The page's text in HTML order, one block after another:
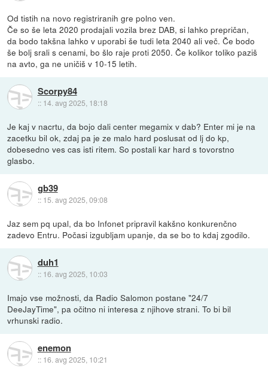
Od tistih na novo registriranih gre polno ven.
Če so še leta 2020 prodajali vozila brez DAB, si lahko prepričan,
da bodo takšna lahko v uporabi še tudi leta 2040 ali več. Če bodo
še bolj srali s cenami, bo šlo raje proti 2050. Če kolikor toliko paziš
na avto, ga ne uničiš v 10-15 letih.
Scorpy84
:: 14. avg 2025, 18:18
Je kaj v nacrtu, da bojo dali center megamix v dab? Enter mi je na
zacetku bil ok, zdaj pa je ze malo hard poslusat od lj do kp,
dobesedno ves cas isti ritem. So postali kar hard s tovorstno
glasbo.
gb39
:: 15. avg 2025, 09:08
Jaz sem pq upal, da bo Infonet pripravil kakšno konkurenčno
zadevo Entru. Počasi izgubljam upanje, da se bo to kdaj zgodilo.
duh1
:: 16. avg 2025, 10:03
Imajo vse možnosti, da Radio Salomon postane "24/7
DeeJayTime", pa očitno ni interesa z njihove strani. To bi bil
vrhunski radio.
enemon
:: 16. avg 2025, 10:21